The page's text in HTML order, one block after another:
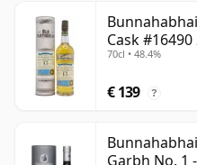
Cask
70cl • 48.4%
€ 139 ?
Garbh No. 1